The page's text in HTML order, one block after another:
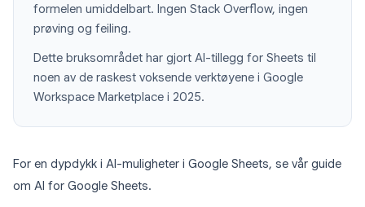
formelen umiddelbart. Ingen Stack Overflow, ingen
prøving og feiling.
Dette bruksområdet har gjort AI-tillegg for Sheets til
noen av de raskest voksende verktøyene i Google
Workspace Marketplace i 2025.
For en dypdykk i AI-muligheter i Google Sheets, se vår guide
om AI for Google Sheets.